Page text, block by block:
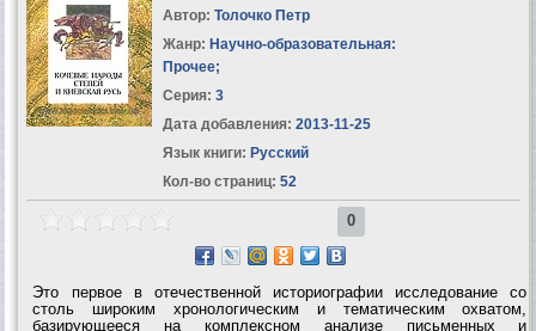
Автор: Толочко Петр
Жанр: Научно-образовательная:
Прочее;
Серия: 3
Дата добавления: 2013-11-25
Язык книги: Русский
Кол-во страниц: 52
0
Это первое в отечественной историографии исследование со
столь широким хронологическим и тематическим охватом,
базирующееся на комплексном анализе письменных и